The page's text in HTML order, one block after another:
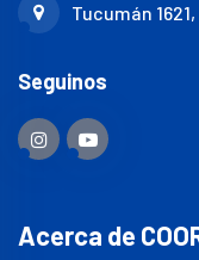
Tucumán
Seguinos
Acerca de